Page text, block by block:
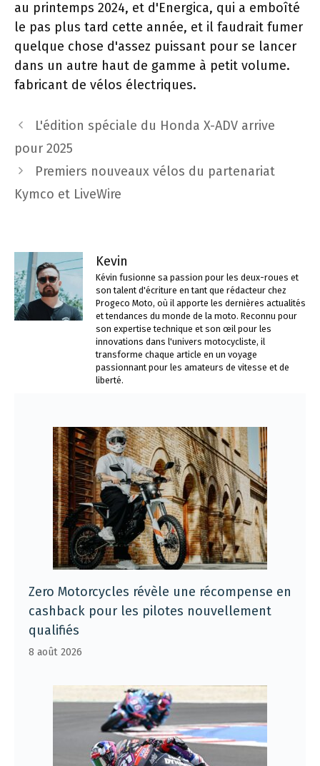
au printemps 2024, et d'Energica, qui a emboîté
le pas plus tard cette année, et il faudrait fumer
quelque chose d'assez puissant pour se lancer
dans un autre haut de gamme à petit volume.
fabricant de vélos électriques.
Navigation
des
L'édition spéciale du Honda X-ADV arrive
pour 2025
Premiers nouveaux vélos du partenariat
Kymco et LiveWire
Kevin
Kévin fusionne sa passion pour les deux-roues et
son talent d'écriture en tant que rédacteur chez
Progeco Moto, où il apporte les dernières actualités
et tendances du monde de la moto. Reconnu pour
son expertise technique et son œil pour les
innovations dans l'univers motocycliste, il
transforme chaque article en un voyage
passionnant pour les amateurs de vitesse et de
liberté.
Zero Motorcycles révèle une récompense en
cashback pour les pilotes nouvellement
qualifiés
8 août 2026